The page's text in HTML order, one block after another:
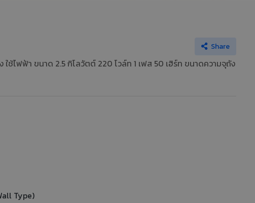
Share
ช้ไฟฟ้า ขนาด 2.5 กิโลวัตต์ 220 โวล์ท 1 เฟส 50 เฮิร์ท ขนาดความจุถัง
Type)